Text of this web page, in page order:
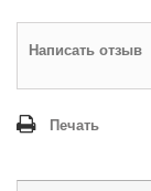
Написать отзыв
Печать